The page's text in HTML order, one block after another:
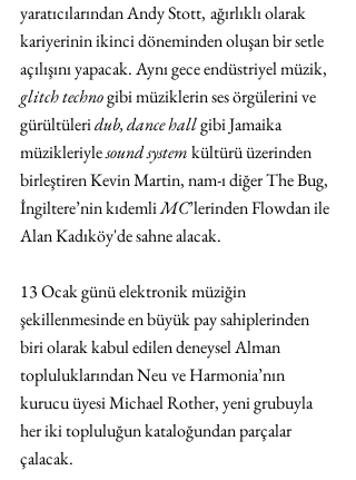
yaratıcılarından Andy Stott, ağırlıklı olarak
kariyerinin ikinci döneminden oluşan bir setle
açılışını yapacak. Aynı gece endüstriyel müzik,
glitch techno gibi müziklerin ses örgülerini ve
gürültüleri dub, dance hall gibi Jamaika
müzikleriyle sound system kültürü üzerinden
birleştiren Kevin Martin, nam-ı diğer The Bug,
İngiltere’nin kıdemli MC’lerinden Flowdan ile
Alan Kadıköy'de sahne alacak.
13 Ocak günü elektronik müziğin
şekillenmesinde en büyük pay sahiplerinden
biri olarak kabul edilen deneysel Alman
topluluklarından Neuve Harmonia’nın
kurucu üyesi Michael Rother, yeni grubuyla
her iki topluluğun kataloğundan parçalar
çalacak.